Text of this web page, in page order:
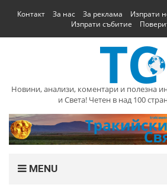
Контакт За нас За реклама Изпрати
Изпрати събитие
Новини, анализи, коментари и полезна
и Света! Четен в над 100
MENU